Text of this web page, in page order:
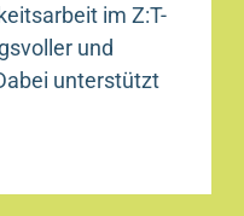
im Z:T-
und
unterstützt